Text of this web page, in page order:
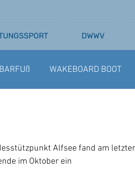
DWWV
BARFUß WAKEBOARD BOOT
Alfsee fand am
im Oktober ein